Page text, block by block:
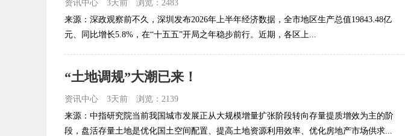
资讯中心 3天前
浏览：2483
来源：深政观察前不久，深圳发布2026年上半年经济数据，全市地区生产总值19843.48亿
元、同比增长5.8%，在“十五五”开局之年稳步前行。近期，各区上...
“土地调规”大潮已来！
资讯中心 3天前
浏览：2139
来源：中指研究院当前我国城市发展正从大规模增量扩张阶段转向存量提质增效为主的阶
段，盘活存量土地是优化国土空间配置、提高土地资源利用效率、优化房地产市场供求...